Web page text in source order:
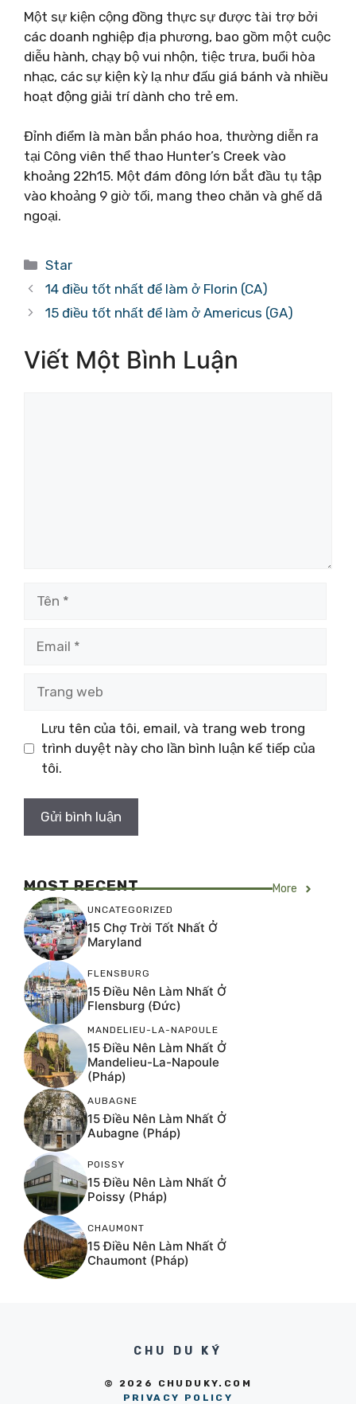
Một sự kiện cộng đồng thực sự được tài trợ bởi
các doanh nghiệp địa phương, bao gồm một cuộc
diễu hành, chạy bộ vui nhộn, tiệc trưa, buổi hòa
nhạc, các sự kiện kỳ ​​lạ như đấu giá bánh và nhiều
hoạt động giải trí dành cho trẻ em.
Đỉnh điểm là màn bắn pháo hoa, thường diễn ra
tại Công viên thể thao Hunter’s Creek vào
khoảng 22h15. Một đám đông lớn bắt đầu tụ tập
vào khoảng 9 giờ tối, mang theo chăn và ghế dã
ngoại.
Danh
mục
Star
14 điều tốt nhất để làm ở Florin (CA)
15 điều tốt nhất để làm ở Americus (GA)
Viết Một Bình Luận
web
Lưu tên của tôi, email, và trang web trong
trình duyệt này cho lần bình luận kế tiếp của
tôi.
MOST RECENT More
UNCATEGORIZED
15 Chợ Trời Tốt Nhất Ở
Maryland
FLENSBURG
15 Điều Nên Làm Nhất Ở
Flensburg (Đức)
MANDELIEU-LA-NAPOULE
15 Điều Nên Làm Nhất Ở
Mandelieu-La-Napoule
(Pháp)
AUBAGNE
15 Điều Nên Làm Nhất Ở
Aubagne (Pháp)
POISSY
15 Điều Nên Làm Nhất Ở
Poissy (Pháp)
CHAUMONT
15 Điều Nên Làm Nhất Ở
Chaumont (Pháp)
CHU DU KÝ
© 2026 CHUDUKY.COM
PRIVACY POLICY